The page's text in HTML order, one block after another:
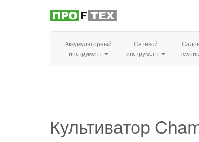
Аккумуляторный
инструмент
Сетевой
инструмент
Культиватор